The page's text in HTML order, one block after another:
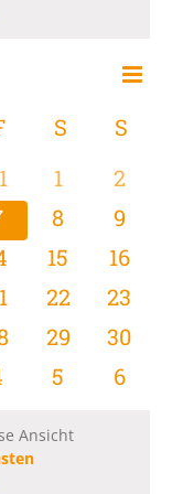
Monat
FREITAG
S SAMSTAG
S
0
1
0
2
0
8
0
9
0
15
0
16
0
22
0
23
0
29
0
30
0
5
0
6
Ansicht